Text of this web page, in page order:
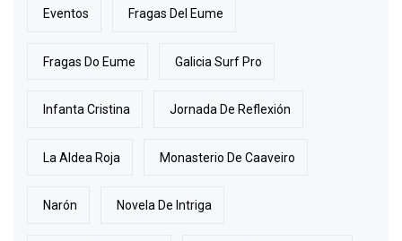
Eventos Fragas Del Eume
Fragas Do Eume Galicia Surf Pro
Infanta Cristina Jornada De Reflexión
La Aldea Roja Monasterio De Caaveiro
Narón Novela De Intriga